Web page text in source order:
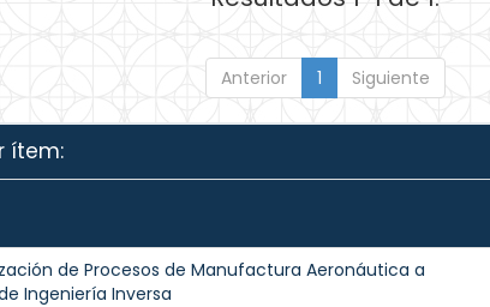
Anterior 1 Siguiente
ítem:
de Procesos de Manufactura Aeronáutica a
Ingeniería Inversa